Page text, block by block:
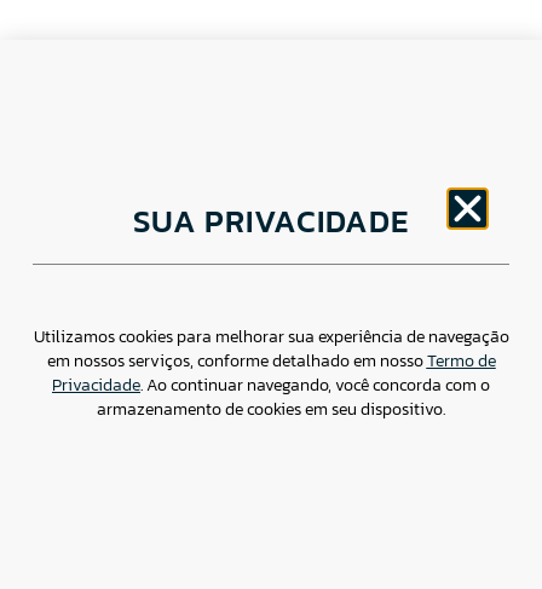
Av. Brigadeiro Faria Lima, 1779 – 5oAndar Jardim
Paulistano, São Paulo/ SP – CEP: 01452-914
Assessoria de imprensa: imprensa@csdbr.com
SUA PRIVACIDADE
Utilizamos cookies para melhorar sua experiência de navegação
em nossos serviços, conforme detalhado em nossoTermo de
Privacidade. Ao continuar navegando, você concorda com o
armazenamento de cookies em seu dispositivo.